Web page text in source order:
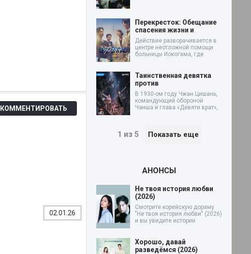
КОММЕНТИРОВАТЬ
02.01.26
Перекресток: Обещание
спасения жизни и
Действие разворачивается в
центре неотложной помощи
больницы Иокогама, где
Таинственная девятка
против
В 1930-ом году Чжан Цишань,
командующий обороной
Чанша и глава «Девяти врат»,
1 из 5 Показать еще
АНОНСЫ
Не твоя история любви
(2026)
Смотрите корейскую дораму
"Не твоя история любви" (2026)
и вы увидите истории
Хорошо, давай
разведёмся (2026)